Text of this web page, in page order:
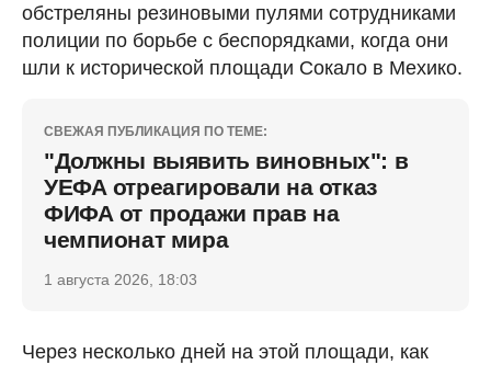
обстреляны резиновыми пулями сотрудниками
полиции по борьбе с беспорядками, когда они
шли к исторической площади Сокало в Мехико.
СВЕЖАЯ ПУБЛИКАЦИЯ ПО ТЕМЕ:
"Должны выявить виновных": в
УЕФА отреагировали на отказ
ФИФА от продажи прав на
чемпионат мира
1 августа 2026, 18:03
Через несколько дней на этой площади, как